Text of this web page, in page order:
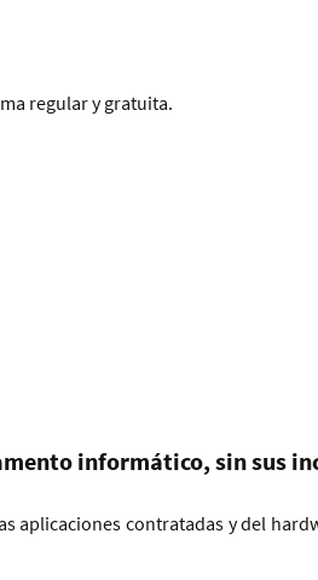
regular y gratuita.
informático, sin sus
aplicaciones contratadas y del